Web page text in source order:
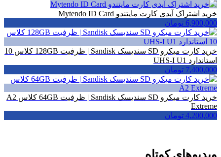
خرید اشتراک آیدی کارت مایتندو Mytendo ID Card
6,900,000 تومان
خرید کارت میکرو SD سندیسک Sandisk | ظرفیت 128GB کلاس 10
استاندارد UHS-I U1
7,400,000 تومان
خرید کارت میکرو SD سندیسک Sandisk | ظرفیت 64GB کلاس A2
Extreme
4,200,000 تومان